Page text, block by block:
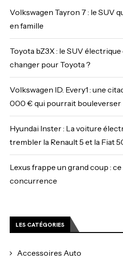
Volkswagen Tayron 7 : le SUV
en famille
Toyota bZ3X : le SUV
changer pour Toyota ?
Volkswagen ID. Every1 : une
000 € qui pourrait bouleverser
Hyundai Inster : La voiture
trembler la Renault 5 et la Fiat
Lexus frappe un grand coup :
concurrence
LES CATÉGORIES
Accessoires Auto